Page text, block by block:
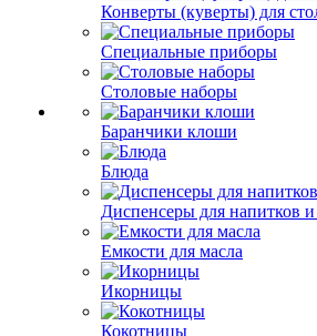
Конверты (куверты) для
Специальные приборы
Столовые наборы
Баранчики клоши
Блюда
Диспенсеры для напитков
Емкости для масла
Икорницы
Кокотницы